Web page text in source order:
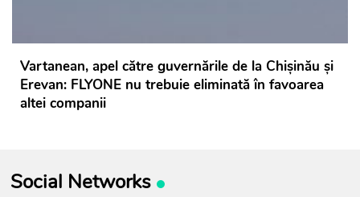
Vartanean, apel către guvernările de la Chișinău și
Erevan: FLYONE nu trebuie eliminată în favoarea
altei companii
Social Networks